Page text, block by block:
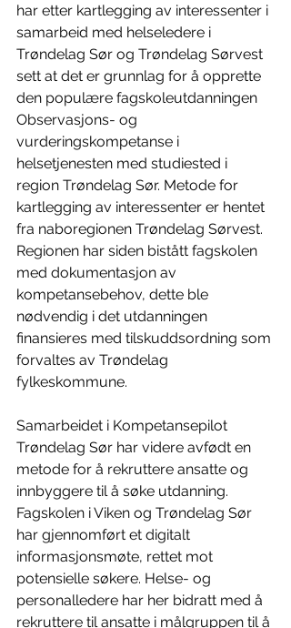
har etter kartlegging av interessenter i
samarbeid med helseledere i
Trøndelag Sør og Trøndelag Sørvest
sett at det er grunnlag for å opprette
den populære fagskoleutdanningen
Observasjons- og
vurderingskompetanse i
helsetjenesten med studiested i
region Trøndelag Sør. Metode for
kartlegging av interessenter er hentet
fra naboregionen Trøndelag Sørvest.
Regionen har siden bistått fagskolen
med dokumentasjon av
kompetansebehov, dette ble
nødvendig i det utdanningen
finansieres med tilskuddsordning som
forvaltes av Trøndelag
fylkeskommune.
Samarbeidet i Kompetansepilot
Trøndelag Sør har videre avfødt en
metode for å rekruttere ansatte og
innbyggere til å søke utdanning.
Fagskolen i Viken og Trøndelag Sør
har gjennomført et digitalt
informasjonsmøte, rettet mot
potensielle søkere. Helse- og
personalledere har her bidratt med å
rekruttere til ansatte i målgruppen til å